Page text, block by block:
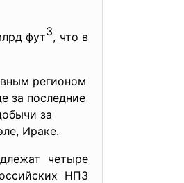
фут3, что в
регионом
за последние
за
Ираке.
четыре
НПЗ